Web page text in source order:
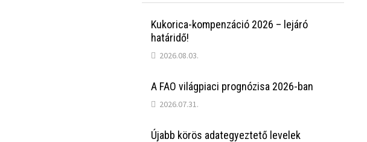
Kukorica-kompenzáció 2026 – lejáró
határidő!
2026.08.03.
A FAO világpiaci prognózisa 2026-ban
2026.07.31.
Újabb körös adategyeztető levelek